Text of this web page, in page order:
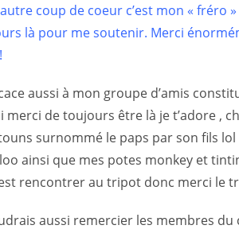
coup de coeur c’est mon « fréro
là pour me soutenir. Merci
aussi à mon groupe d’amis
merci de toujours être là je t’adore ,
surnommé le paps par son fils
ainsi que mes potes monkey et
rencontrer au tripot donc merci le
aussi remercier les membres du